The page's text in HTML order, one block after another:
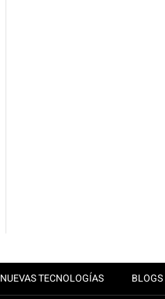
NUEVAS TECNOLOGÍAS BLOGS